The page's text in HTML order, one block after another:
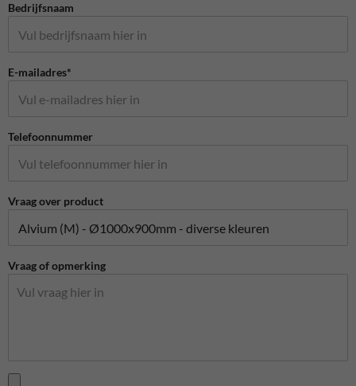
Bedrijfsnaam
E-mailadres*
Telefoonnummer
Vraag over product
Vraag of opmerking